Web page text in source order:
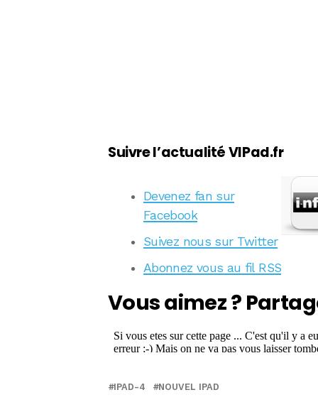
Suivre l’actualité VIPad.fr
Devenez fan sur
Facebook
Suivez nous sur Twitter
Abonnez vous au fil RSS
Vous aimez ?
IPAD-4 NOUVEL IPAD